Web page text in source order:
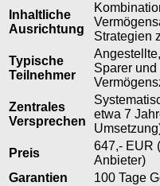
Inhaltliche
Ausrichtung
Strategien
Typische
Teilnehmer
Sparer
Zentrales
Versprechen
etwa 7
Preis
647,- EUR
Anbieter)
Garantien
100 Tage